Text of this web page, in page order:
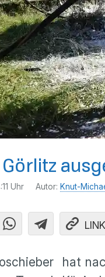
Görlitz
Uhr Autor: Knut-
LINK
hat